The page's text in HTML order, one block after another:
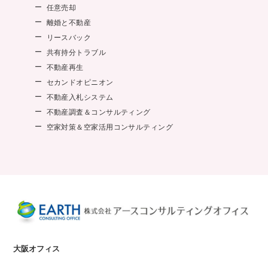
任意売却
離婚と不動産
リースバック
共有持分トラブル
不動産再生
セカンドオピニオン
不動産入札システム
不動産調査＆コンサルティング
空家対策＆空家活用コンサルティング
大阪オフィス